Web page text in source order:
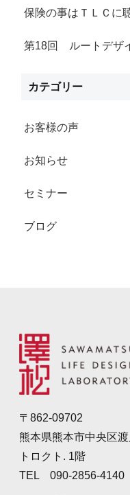
保険の事はＴＬＣに
第18回 ルートデザ
カテゴリー
お客様の声
お知らせ
セミナー
ブログ
〒862-09702
熊本県熊本市中央区
トロクト. 1階
TEL 090-2856-4140